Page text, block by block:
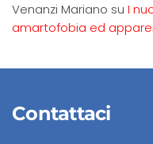
Venanzi Mariano su I
amartofobia ed
Contattaci